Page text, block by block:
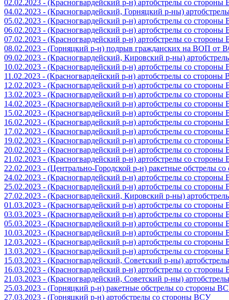
02.02.2023 - (Красногвардейский р-н) артобстрелы со
04.02.2023 - (Красногвардейский, Горняцкий р-ны)
05.02.2023 - (Красногвардейский р-н) артобстрелы со
06.02.2023 - (Красногвардейский р-н) артобстрелы со
07.02.2023 - (Красногвардейский р-н) артобстрелы со
08.02.2023 - (Горняцкий р-н) подрыв гражданских на ВОП от
09.02.2023 - (Красногвардейский, Кировский р-ны)
10.02.2023 - (Красногвардейский р-н) артобстрелы со
11.02.2023 - (Красногвардейский р-н) артобстрелы со стороны
12.02.2023 - (Красногвардейский р-н) артобстрелы со
13.02.2023 - (Красногвардейский р-н) артобстрелы со
14.02.2023 - (Красногвардейский р-н) артобстрелы со
15.02.2023 - (Красногвардейский р-н) артобстрелы со
16.02.2023 - (Красногвардейский р-н) артобстрелы со
17.02.2023 - (Красногвардейский р-н) артобстрелы со
19.02.2023 - (Красногвардейский р-н) артобстрелы со
20.02.2023 - (Красногвардейский р-н) артобстрелы со
21.02.2023 - (Красногвардейский р-н) артобстрелы со
22.02.2023 - (Центрально-Городской р-н) ракетные обстрелы
24.02.2023 - (Красногвардейский р-н) артобстрелы со
25.02.2023 - (Красногвардейский р-н) артобстрелы со
27.02.2023 - (Красногвардейский, Кировский р-ны)
01.03.2023 - (Красногвардейский р-н) артобстрелы со
03.03.2023 - (Красногвардейский р-н) артобстрелы со
05.03.2023 - (Красногвардейский р-н) артобстрелы со
10.03.2023 - (Красногвардейский р-н) артобстрелы со
12.03.2023 - (Красногвардейский р-н) артобстрелы со
13.03.2023 - (Красногвардейский р-н) артобстрелы со
15.03.2023 - (Красногвардейский, Советский р-ны)
16.03.2023 - (Красногвардейский р-н) артобстрелы со
21.03.2023 - (Красногвардейский, Советский р-ны)
25.03.2023 - (Горняцкий р-н) ракетные обстрелы со стороны
27.03.2023 - (Горняцкий р-н) артобстрелы со стороны ВСУ